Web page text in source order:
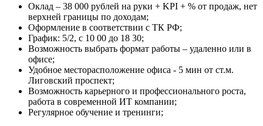
Оклад – 38 000 рублей на руки + KPI + % от продаж, нет
верхней границы по доходам;
Оформление в соответствии с ТК РФ;
График: 5/2, с 10 00 до 18 30;
Возможность выбрать формат работы – удаленно или в
офисе;
Удобное месторасположение офиса - 5 мин от ст.м.
Лиговский проспект;
Возможность карьерного и профессионального роста,
работа в современной ИТ компании;
Регулярное обучение и тренинги;